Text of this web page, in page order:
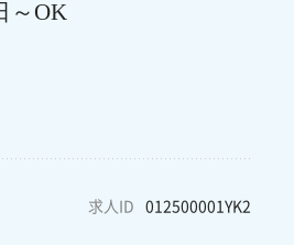
～OK
求人ID 012500001YK2